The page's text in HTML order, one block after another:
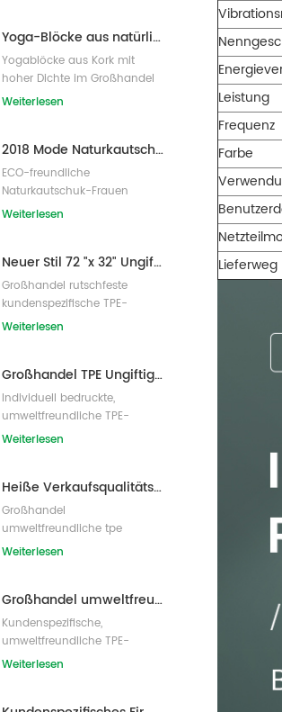
Yoga-Blöcke aus natürlichem Kork, 10,2 x 15,2 x 22,9 cm, natürliche, rutschfeste Steine
Yogablöcke aus Kork mit
hoher Dichte im Großhandel
Weiterlesen
2018 Mode Naturkautschuk individuell bedruckte Wildleder Yogamatten Großhandel
ECO-freundliche
Naturkautschuk-Frauen
bedruckte Wildleder-Yoga-
Weiterlesen
Neuer Stil 72 "x 32" Ungiftig, kein Latex, kein PVC - 100% TPE Yogamatte
Großhandel rutschfeste
kundenspezifische TPE-
Yogamatte mit hoher Dichte
Weiterlesen
Großhandel TPE Ungiftige patentierte umweltfreundliche Yogamatte aus China
Individuell bedruckte,
umweltfreundliche TPE-
Yogamatte
Weiterlesen
Heiße Verkaufsqualitäts-kundenspezifische TPE-Yogamatte vom Porzellan
Großhandel
umweltfreundliche tpe
rutschfeste wasserdichte
Weiterlesen
Großhandel umweltfreundliche Yogamatte aus rutschfestem, wasserdichtem TPE-Material
Kundenspezifische,
umweltfreundliche TPE-
Yogamatte mit Eigenmarke
Weiterlesen
Leistung
Frequenz
Farbe
Lieferweg